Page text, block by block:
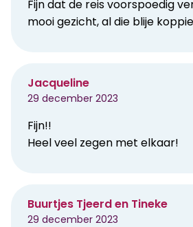
Fijn dat de reis voorspoedig
mooi gezicht, al die blije
Jacqueline
29 december 2023
Fijn!!
Heel veel zegen met elkaar!
Buurtjes Tjeerd en Tineke
29 december 2023